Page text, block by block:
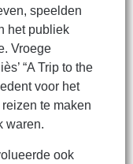
speelden
het publiek
Vroege
“A Trip to the
voor het
te maken
waren.
ook